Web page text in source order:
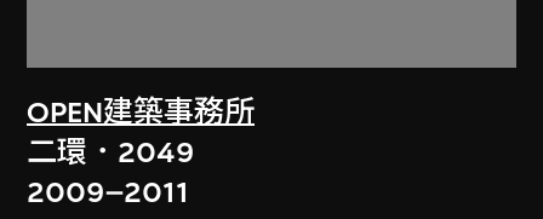
OPEN建築事務所
二環．2049
2009–2011